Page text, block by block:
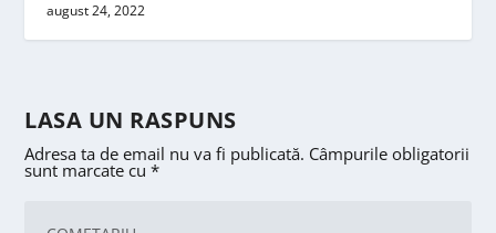
august 24, 2022
LASA UN RASPUNS
Adresa ta de email nu va fi publicată. Câmpurile obligatorii
sunt marcate cu*